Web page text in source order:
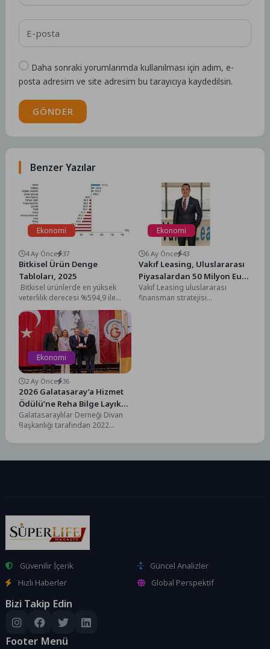
Daha sonraki yorumlarımda kullanılması için adım, e-
posta adresim ve site adresim bu tarayıcıya kaydedilsin.
GÖNDER
Benzer Yazılar
Ekonomi
4 Ay Önce 37
Bitkisel Ürün Denge
Tabloları, 2025
Bitkisel ürünlerde en yüksek
yeterlilik derecesi %594,9 ile
kayısı ve zerdalide
gerçekleştiTahıl ürünleri toplamı
için...
Ekonomi
6 Ay Önce 43
Vakıf Leasing, Uluslararası
Piyasalardan 50 Milyon Euro
Tutarında Yeni Kaynak
Temin Etti
Vakıf Leasing uluslararası
finansman stratejisi
Ekonomi
2 Ay Önce 36
2026 Galatasaray’a Hizmet
Ödülü’ne Reha Bilge Layık
Görüldü
Galatasaraylılar Derneği Divan
Başkanlığı tarafından 2022
Hizmet Ödülü’nün bu yılki sahibi,
Güvenilir İçerik
Güncel Analizler
Hızlı Haberler
Global Perspektif
Bizi Takip Edin
Footer Menü